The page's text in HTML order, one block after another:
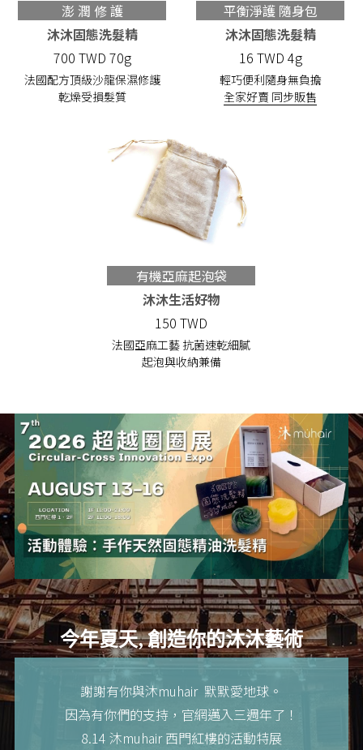
澎 潤 修 護
沐沐固態洗髮精
700 TWD 70g
法國配方頂級沙龍保濕修護
乾燥受損髮質
平衡淨護 隨身包
沐沐固態洗髮精
16 TWD 4g
輕巧便利隨身無負擔
全家好賣 同步販售
有機亞麻起泡袋
沐沐生活好物
150 TWD
法國亞麻工藝 抗菌速乾細膩
起泡與收納兼備
今年夏天, 創造你的沐沐藝術
謝謝有你與沐muhair  默默愛地球。
因為有你們的支持，官網邁入三週年了！
8.14 沐muhair 西門紅樓的活動特展